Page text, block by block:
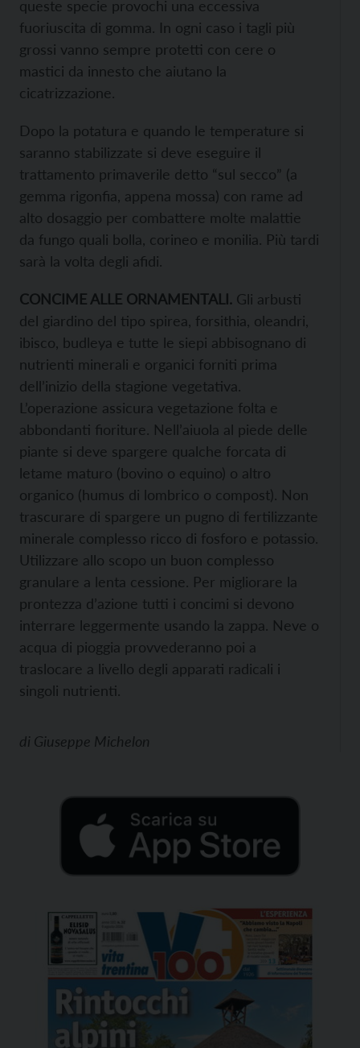
queste specie provochi una eccessiva
fuoriuscita di gomma. In ogni caso i tagli più
grossi vanno sempre protetti con cere o
mastici da innesto che aiutano la
cicatrizzazione.
Dopo la potatura e quando le temperature si
saranno stabilizzate si deve eseguire il
trattamento primaverile detto “sul secco” (a
gemma rigonfia, appena mossa) con rame ad
alto dosaggio per combattere molte malattie
da fungo quali bolla, corineo e monilia. Più tardi
sarà la volta degli afidi.
CONCIME ALLE ORNAMENTALI. Gli arbusti
del giardino del tipo spirea, forsithia, oleandri,
ibisco, budleya e tutte le siepi abbisognano di
nutrienti minerali e organici forniti prima
dell’inizio della stagione vegetativa.
L’operazione assicura vegetazione folta e
abbondanti fioriture. Nell’aiuola al piede delle
piante si deve spargere qualche forcata di
letame maturo (bovino o equino) o altro
organico (humus di lombrico o compost). Non
trascurare di spargere un pugno di fertilizzante
minerale complesso ricco di fosforo e potassio.
Utilizzare allo scopo un buon complesso
granulare a lenta cessione. Per migliorare la
prontezza d’azione tutti i concimi si devono
interrare leggermente usando la zappa. Neve o
acqua di pioggia provvederanno poi a
traslocare a livello degli apparati radicali i
singoli nutrienti.
di Giuseppe Michelon